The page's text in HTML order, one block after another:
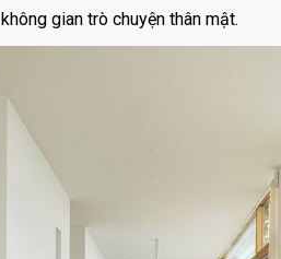
không gian trò chuyện thân mật.